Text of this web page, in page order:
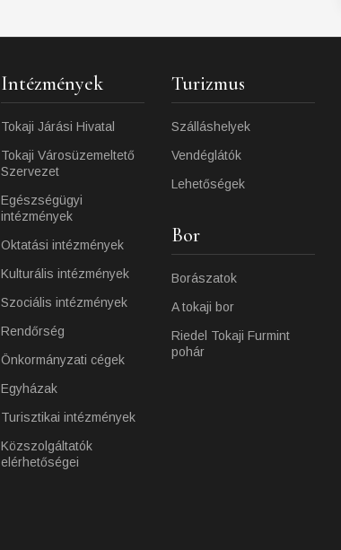
Intézmények
Tokaji Járási Hivatal
Tokaji Városüzemeltető
Szervezet
Egészségügyi
intézmények
Oktatási intézmények
Kulturális intézmények
Szociális intézmények
Rendőrség
Önkormányzati cégek
Egyházak
Turisztikai intézmények
Közszolgáltatók
elérhetőségei
Turizmus
Szálláshelyek
Vendéglátók
Lehetőségek
Bor
Borászatok
A tokaji bor
Riedel Tokaji Furmint
pohár